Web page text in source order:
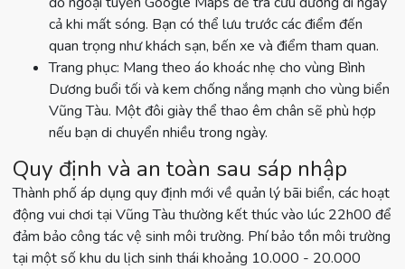
cả khi mất sóng. Bạn có thể lưu trước các điểm đến
quan trọng như khách sạn, bến xe và điểm tham quan.
Trang phục: Mang theo áo khoác nhẹ cho vùng Bình
Dương buổi tối và kem chống nắng mạnh cho vùng biển
Vũng Tàu. Một đôi giày thể thao êm chân sẽ phù hợp
nếu bạn di chuyển nhiều trong ngày.
Quy định và an toàn sau sáp nhập
Thành phố áp dụng quy định mới về quản lý bãi biển, các hoạt
động vui chơi tại Vũng Tàu thường kết thúc vào lúc 22h00 để
đảm bảo công tác vệ sinh môi trường. Phí bảo tồn môi trường
tại một số khu du lịch sinh thái khoảng 10.000 - 20.000